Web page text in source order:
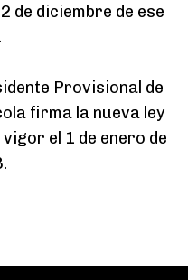
de diciembre de ese
Provisional de
firma la nueva ley
el 1 de enero de